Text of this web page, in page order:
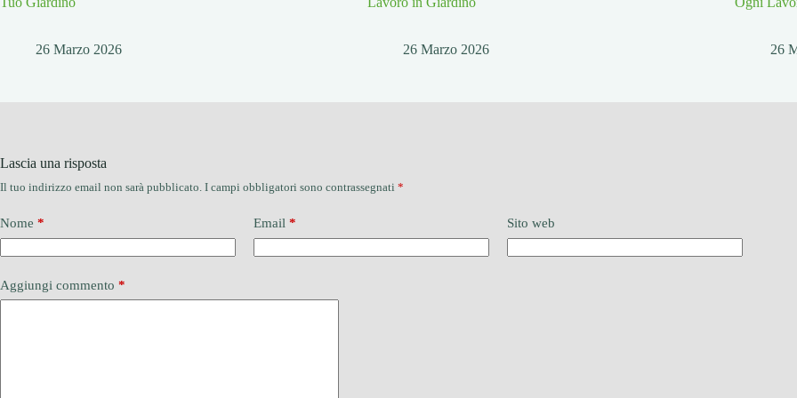
26 Marzo 2026 26 Marzo 2026 26
Lascia una risposta
Il tuo indirizzo email non sarà pubblicato. I campi obbligatori sono contrassegnati *
Nome * Email * Sito web
Aggiungi commento *